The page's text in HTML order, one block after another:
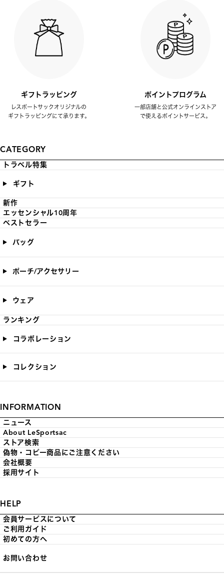
ギフトラッピング
レスポートサックオリジナルの
ギフトラッピングにて承ります。
ポイントプログラム
一部店舗と公式オンラインストア
で使えるポイントサービス。
CATEGORY
トラベル特集
ギフト
新作
エッセンシャル10周年
ベストセラー
バッグ
ポーチ/アクセサリー
ウェア
ランキング
コラボレーション
コレクション
INFORMATION
ニュース
About LeSportsac
ストア検索
偽物・コピー商品にご注意ください
会社概要
採用サイト
HELP
会員サービスについて
ご利用ガイド
初めての方へ
お問い合わせ